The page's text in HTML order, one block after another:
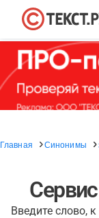
Главная Синонимы
Введите слово,